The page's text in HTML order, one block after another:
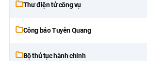
Thư điện tử công vụ
Công báo Tuyên Quang
Bộ thủ tục hành chính